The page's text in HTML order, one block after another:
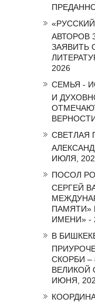
АВТОРОВ
ЗАЯВИТЬ
2026
СЕМЬЯ -
И
СВЕТЛАЯ
ИЮЛЯ,
ПОСОЛ
СЕРГЕЙ
ПАМЯТИ»
ИМЕНИ» -
В
СКОРБИ –
ВЕЛИКОЙ
ИЮНЯ,